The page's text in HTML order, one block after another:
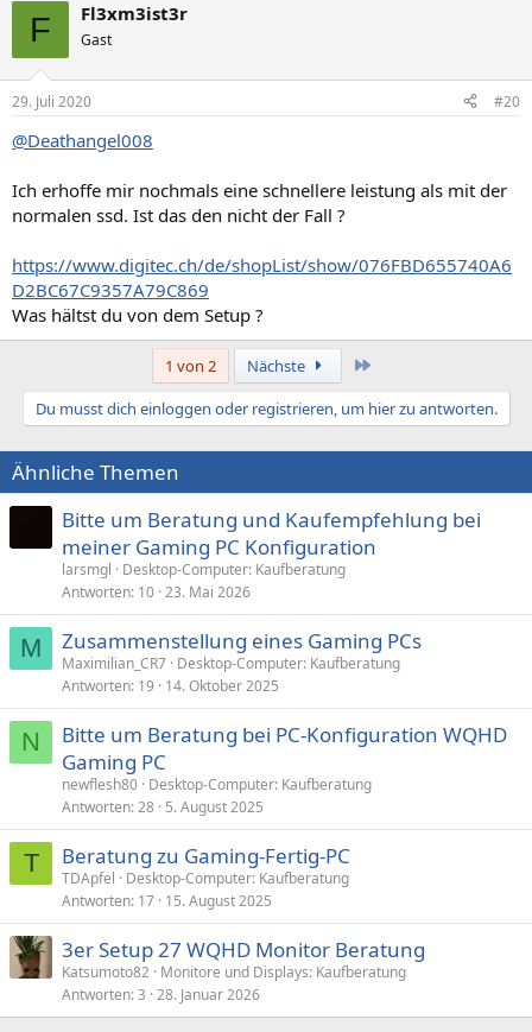
F Fl3xm3ist3r
Gast
29. Juli 2020 #20
@Deathangel008
Ich erhoffe mir nochmals eine schnellere leistung als mit der
normalen ssd. Ist das den nicht der Fall ?
https://www.digitec.ch/de/shopList/show/076FBD655740A6
D2BC67C9357A79C869
Was hältst du von dem Setup ?
1 von 2 Nächste
Du musst dich einloggen oder registrieren, um hier zu antworten.
Ähnliche Themen
Bitte um Beratung und Kaufempfehlung bei
meiner Gaming PC Konfiguration
larsmgl
Desktop-Computer: Kaufberatung
Antworten 10 23. Mai 2026
M Zusammenstellung eines Gaming PCs
Maximilian_CR7 Desktop-Computer: Kaufberatung
Antworten 19 14. Oktober 2025
N
Bitte um Beratung bei PC-Konfiguration WQHD
Gaming PC
newflesh80 Desktop-Computer: Kaufberatung
Antworten 28 5. August 2025
T Beratung zu Gaming-Fertig-PC
TDApfel
Desktop-Computer: Kaufberatung
Antworten 17 15. August 2025
3er Setup 27 WQHD Monitor Beratung
Katsumoto82 Monitore und Displays: Kaufberatung
Antworten 3 28. Januar 2026